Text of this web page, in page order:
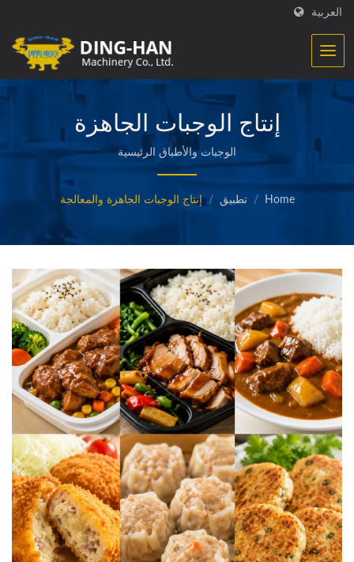
العربية
إنتاج الوجبات الجاهزة
والمصنعة
الوجبات والأطباق الرئيسية
Home
/ تطبيق / إنتاج الوجبات الجاهزة والمعالجة